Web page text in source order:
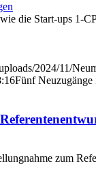
die Start-ups 1-
2024/11/
Fünf
zum